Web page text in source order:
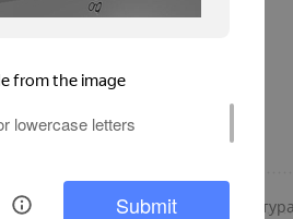
Максимальная